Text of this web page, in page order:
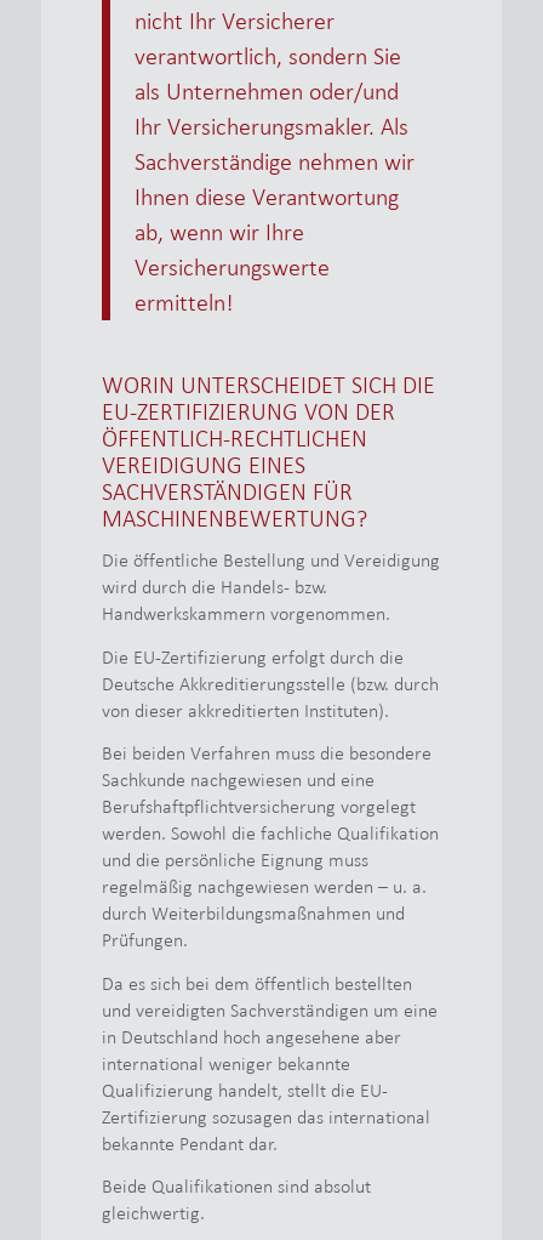
nicht Ihr Versicherer
verantwortlich, sondern Sie
als Unternehmen oder/und
Ihr Versicherungsmakler. Als
Sachverständige nehmen wir
Ihnen diese Verantwortung
ab, wenn wir Ihre
Versicherungswerte
ermitteln!
WORIN UNTERSCHEIDET SICH DIE
EU-ZERTIFIZIERUNG VON DER
ÖFFENTLICH-RECHTLICHEN
VEREIDIGUNG EINES
SACHVERSTÄNDIGEN FÜR
MASCHINENBEWERTUNG?
Die öffentliche Bestellung und Vereidigung
wird durch die Handels- bzw.
Handwerkskammern vorgenommen.
Die EU-Zertifizierung erfolgt durch die
Deutsche Akkreditierungsstelle (bzw. durch
von dieser akkreditierten Instituten).
Bei beiden Verfahren muss die besondere
Sachkunde nachgewiesen und eine
Berufshaftpflichtversicherung vorgelegt
werden. Sowohl die fachliche Qualifikation
und die persönliche Eignung muss
regelmäßig nachgewiesen werden – u. a.
durch Weiterbildungsmaßnahmen und
Prüfungen.
Da es sich bei dem öffentlich bestellten
und vereidigten Sachverständigen um eine
in Deutschland hoch angesehene aber
international weniger bekannte
Qualifizierung handelt, stellt die EU-
Zertifizierung sozusagen das international
bekannte Pendant dar.
Beide Qualifikationen sind absolut
gleichwertig.